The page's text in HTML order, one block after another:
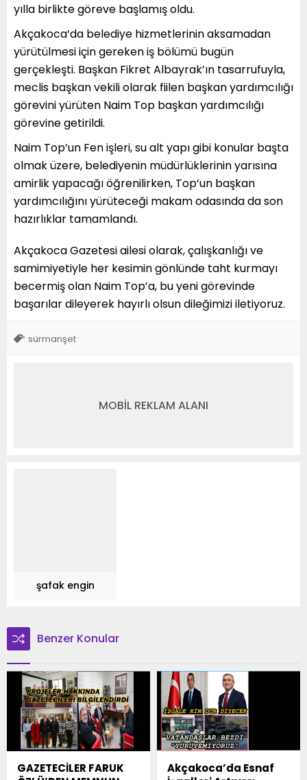
yılla birlikte göreve başlamış oldu.
Akçakoca’da belediye hizmetlerinin aksamadan
yürütülmesi için gereken iş bölümü bugün
gerçekleşti. Başkan Fikret Albayrak’ın tasarrufuyla,
meclis başkan vekili olarak fiilen başkan yardımcılığı
görevini yürüten Naim Top başkan yardımcılığı
görevine getirildi.
Naim Top’un Fen işleri, su alt yapı gibi konular başta
olmak üzere, belediyenin müdürlüklerinin yarısına
amirlik yapacağı öğrenilirken, Top’un başkan
yardımcılığını yürüteceği makam odasında da son
hazırlıklar tamamlandı.
Akçakoca Gazetesi ailesi olarak, çalışkanlığı ve
samimiyetiyle her kesimin gönlünde taht kurmayı
becermiş olan Naim Top’a, bu yeni görevinde
başarılar dileyerek hayırlı olsun dileğimizi iletiyoruz.
sürmanşet
MOBİL REKLAM ALANI
şafak engin
Benzer Konular
GAZETECİLER FARUK
Akçakoca’da Esnaf